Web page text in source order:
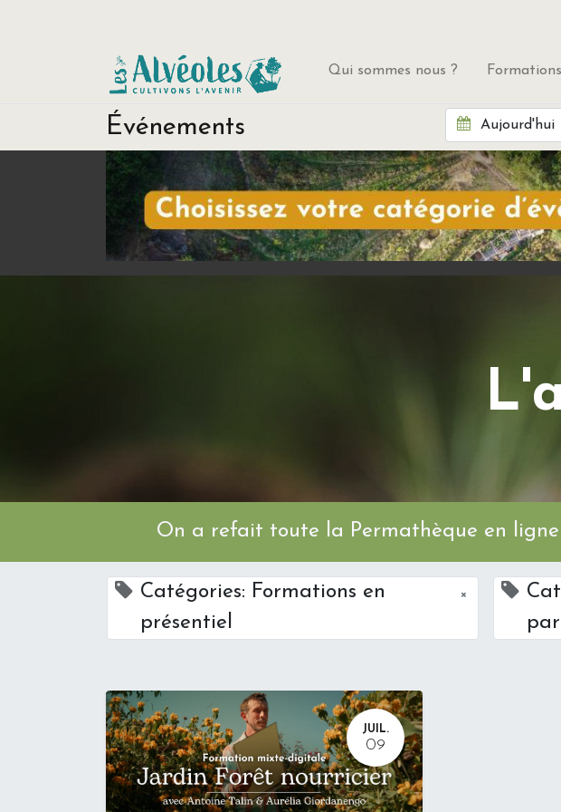
Qui sommes nous ? Formations
Événements Aujourd'hui
On a refait toute la
Catégories: Formations en
présentiel
×
JUIL.
09